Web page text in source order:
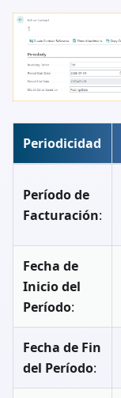
Periodicidad
Período de
Facturación:
Fecha de
Inicio del
Período:
Fecha de Fin
del Período: